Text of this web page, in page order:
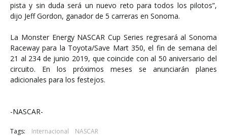
pista y sin duda será un nuevo reto para todos los pilotos”,
dijo Jeff Gordon, ganador de 5 carreras en Sonoma.
La Monster Energy NASCAR Cup Series regresará al Sonoma
Raceway para la Toyota/Save Mart 350, el fin de semana del
21 al 234 de junio 2019, que coincide con al 50 aniversario del
circuito. En los próximos meses se anunciarán planes
adicionales para los festejos.
-NASCAR-
Tags: Internacional NASCAR